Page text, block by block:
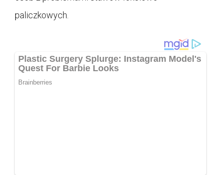
paliczkowych.